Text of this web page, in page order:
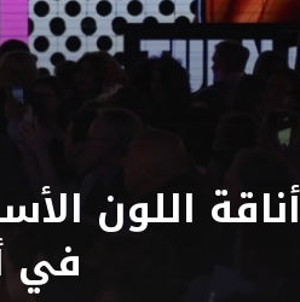
أناقة اللون
في